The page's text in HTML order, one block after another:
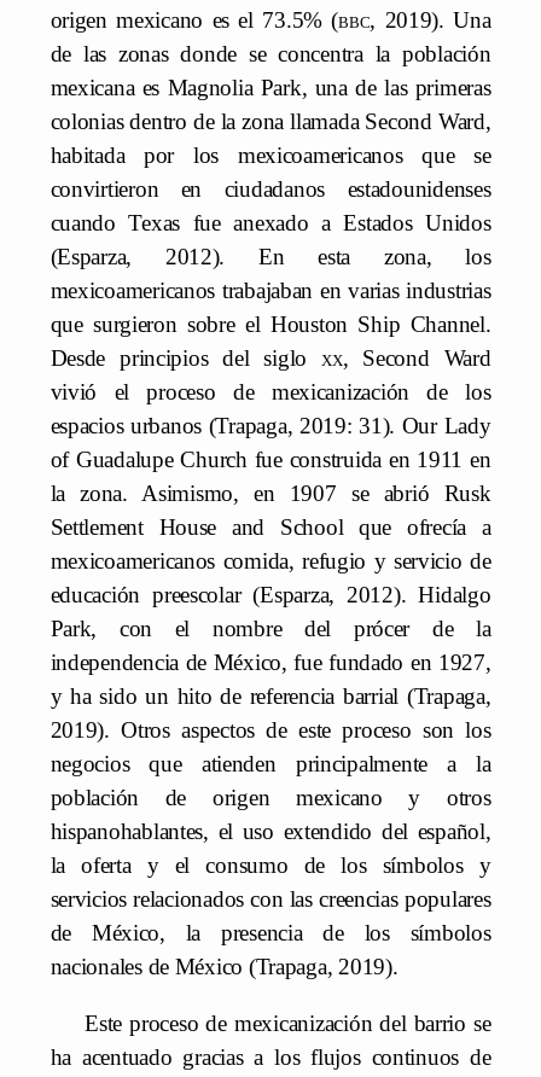
origen mexicano es el 73.5% (bbc, 2019). Una
de las zonas donde se concentra la población
mexicana es Magnolia Park, una de las primeras
colonias dentro de la zona llamada Second Ward,
habitada por los mexicoamericanos que se
convirtieron en ciudadanos estadounidenses
cuando Texas fue anexado a Estados Unidos
(Esparza, 2012). En esta zona, los
mexicoamericanos trabajaban en varias industrias
que surgieron sobre el Houston Ship Channel.
Desde principios del sigloxx, Second Ward
vivió el proceso de mexicanización de los
espacios urbanos (Trapaga, 2019: 31). Our Lady
of Guadalupe Church fue construida en 1911 en
la zona. Asimismo, en 1907 se abrió Rusk
Settlement House and School que ofrecía a
mexicoamericanos comida, refugio y servicio de
educación preescolar (Esparza, 2012). Hidalgo
Park, con el nombre del prócer de la
independencia de México, fue fundado en 1927,
y ha sido un hito de referencia barrial (Trapaga,
2019). Otros aspectos de este proceso son los
negocios que atienden principalmente a la
población de origen mexicano y otros
hispanohablantes, el uso extendido del español,
la oferta y el consumo de los símbolos y
servicios relacionados con las creencias populares
de México, la presencia de los símbolos
nacionales de México (Trapaga, 2019).
Este proceso de mexicanización del barrio se
ha acentuado gracias a los flujos continuos de